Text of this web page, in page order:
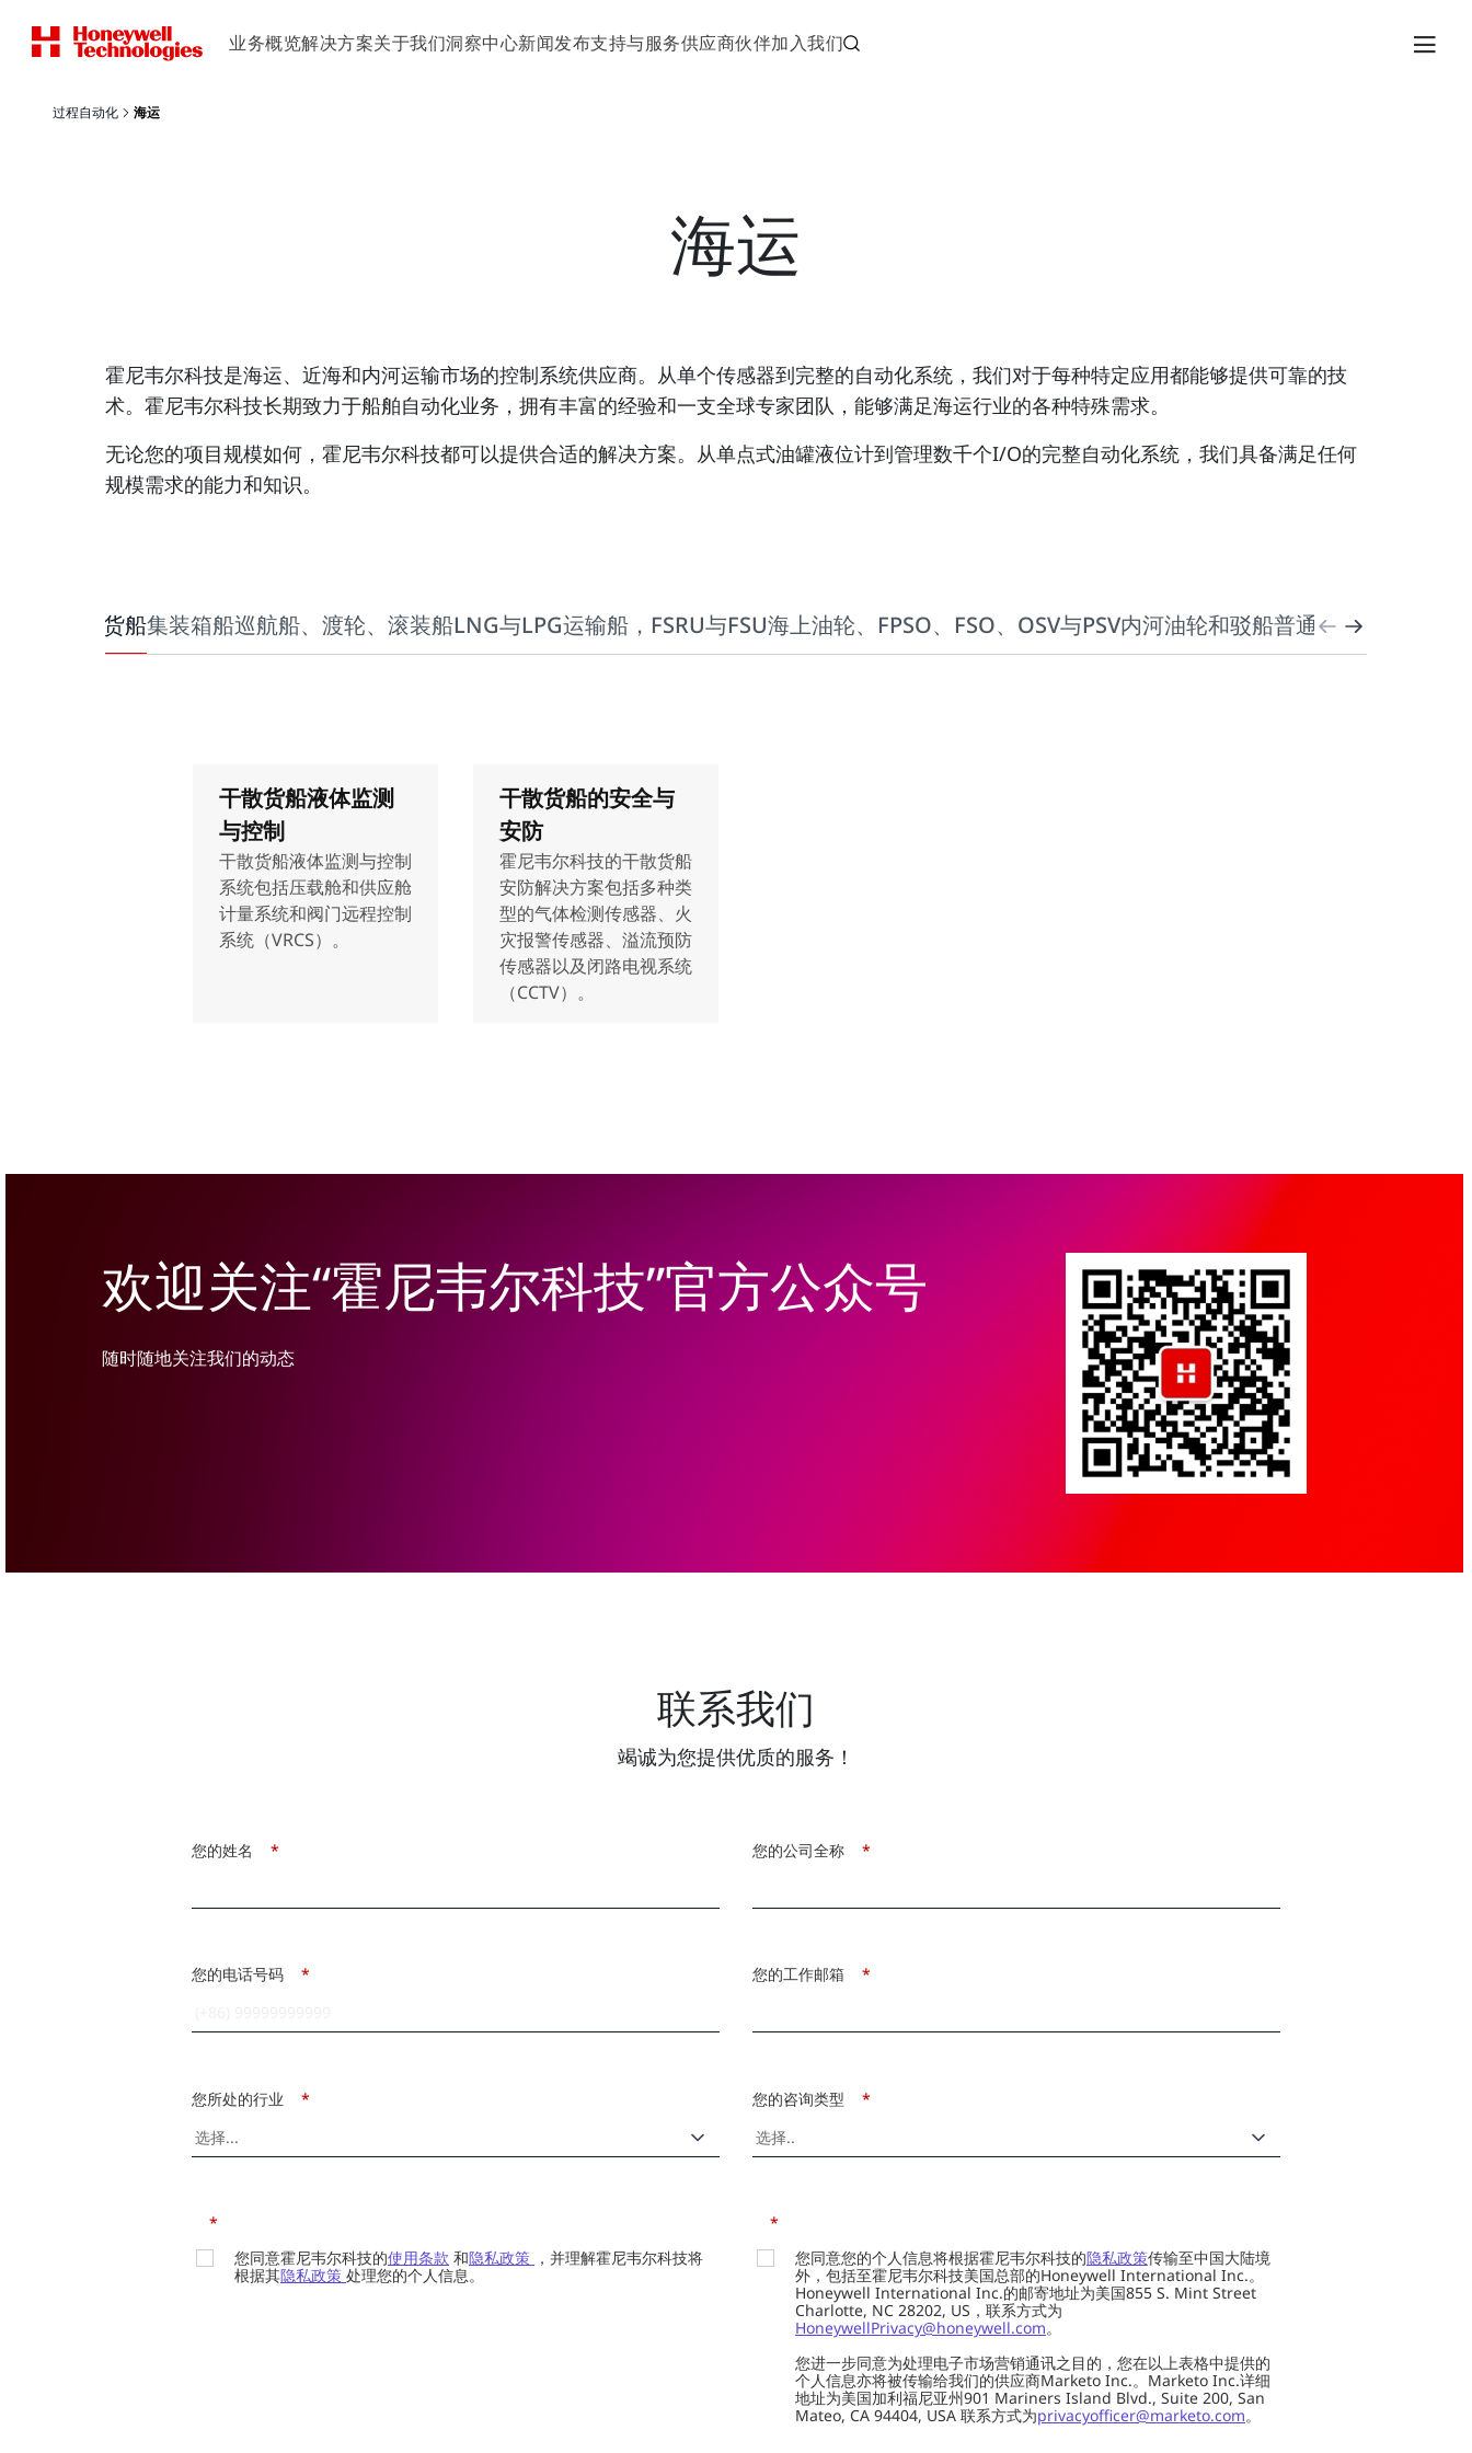
业务概览解决方案关于我们洞察中心新闻发布支持与服务供应商伙伴加入我们
过程自动化 海运
海运
霍尼韦尔科技是海运、近海和内河运输市场的控制系统供应商。从单个传感器到完整的自动化系统，我们对于每种特定应用都能够提供可靠的技
术。霍尼韦尔科技长期致力于船舶自动化业务，拥有丰富的经验和一支全球专家团队，能够满足海运行业的各种特殊需求。
无论您的项目规模如何，霍尼韦尔科技都可以提供合适的解决方案。从单点式油罐液位计到管理数千个I/O的完整自动化系统，我们具备满足任何
规模需求的能力和知识。
干散货船集装箱船巡航船、渡轮、滚装船LNG与LPG运输船，FSRU与FSU海上油轮、FPSO、FSO、OSV与PSV内河油轮和驳船普通油轮
干散货船液体监测
与控制
干散货船液体监测与控制
系统包括压载舱和供应舱
计量系统和阀门远程控制
系统（VRCS）。
干散货船的安全与
安防
霍尼韦尔科技的干散货船
安防解决方案包括多种类
型的气体检测传感器、火
灾报警传感器、溢流预防
传感器以及闭路电视系统
（CCTV）。
欢迎关注“霍尼韦尔科技”官方公众号
随时随地关注我们的动态
联系我们
竭诚为您提供优质的服务！
*
您的姓名 *
您的公司全称
*
您的电话号码 *
您的工作邮箱
*
您所处的行业 *
您的咨询类型
*
您同意霍尼韦尔科技的使用条款 和隐私政策 ，并理解霍尼韦尔科技将
根据其隐私政策 处理您的个人信息。
*
您同意您的个人信息将根据霍尼韦尔科技的隐私政策传输至中国大陆境
外，包括至霍尼韦尔科技美国总部的Honeywell International Inc.。
Honeywell International Inc.的邮寄地址为美国855 S. Mint Street
Charlotte, NC 28202, US，联系方式为
HoneywellPrivacy@honeywell.com。
您进一步同意为处理电子市场营销通讯之目的，您在以上表格中提供的
个人信息亦将被传输给我们的供应商Marketo Inc.。Marketo Inc.详细
地址为美国加利福尼亚州901 Mariners Island Blvd., Suite 200, San
Mateo, CA 94404, USA 联系方式为privacyofficer@marketo.com。